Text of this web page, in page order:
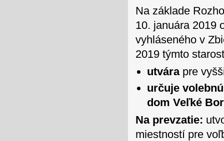
Na základe
10. januára 2019
vyhláseného v
2019 týmto
utvárapre
určuje
dom Veľké
Na prevzatie:
miestností pre